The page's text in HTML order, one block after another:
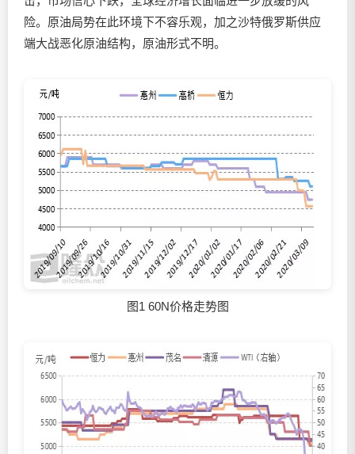
险。原油局势在此环境下不容乐观，加之沙特俄罗斯供应
端大战恶化原油结构，原油形式不明。
图1 60N价格走势图